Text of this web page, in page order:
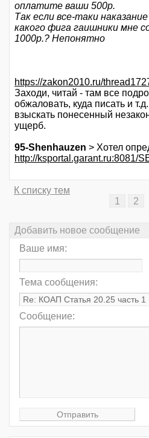
оплатите ваши 500р.
Так если все-таки
какого фига гаишники мне
1000р.? Непонятно
https://zakon2010.ru/
Заходи, читай - там все
обжаловать, куда писать и
взыскать понесенный
ущерб.
95-Shenhauzen > Хотел
http://ksportal.garant.ru:8081/
К списку тем
1
2
Добавить новое сообщение
Ваше имя:
Тема сообщения:
Сообщение: